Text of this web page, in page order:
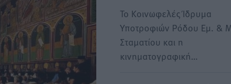
Το Κοινωφελές Ίδρυμα
Υποτροφιών Ρόδου Εμ. &
Σταματίου και η
κινηματογραφική…